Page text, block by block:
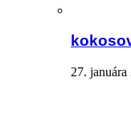
27. januára